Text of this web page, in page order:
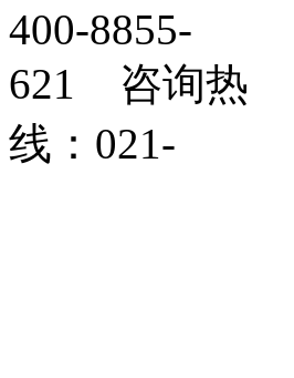
400-8855-
621 咨询热
线：021-